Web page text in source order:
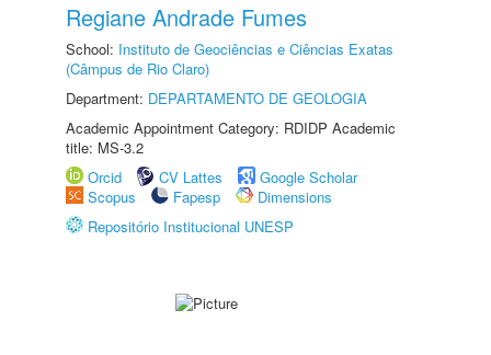
Regiane Andrade Fumes
School: Instituto de Geociências e Ciências Exatas
(Câmpus de Rio Claro)
Department: DEPARTAMENTO DE GEOLOGIA
Academic Appointment Category: RDIDP Academic
title: MS-3.2
Orcid
CV Lattes
Google Scholar
Scopus
Fapesp
Dimensions
Repositório Institucional UNESP